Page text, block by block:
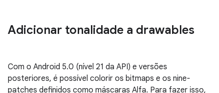
Adicionar tonalidade a drawables
Com o Android 5.0 (nível 21 da API) e versões
posteriores, é possível colorir os bitmaps e os nine-
patches definidos como máscaras Alfa. Para fazer isso,